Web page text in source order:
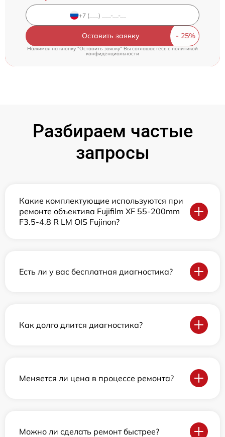
Оставить заявку
Нажимая на кнопку "Оставить заявку" Вы соглашаетесь c политикой
конфиденциальности
Разбираем частые
запросы
Какие комплектующие используются при
ремонте объектива Fujifilm XF 55-200mm
F3.5-4.8 R LM OIS Fujinon?
Есть ли у вас бесплатная диагностика?
Как долго длится диагностика?
Меняется ли цена в процессе ремонта?
Можно ли сделать ремонт быстрее?